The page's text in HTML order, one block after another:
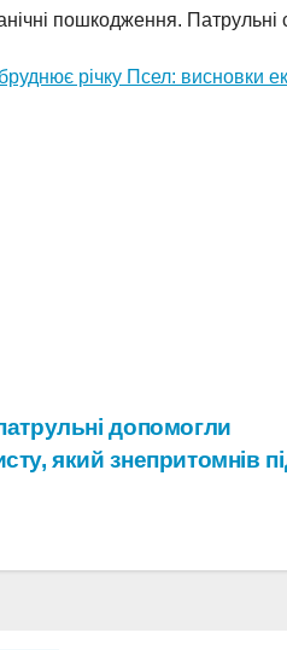
пошкодження. Патрульні
річку Псел: висновки
допомогли
який знепритомнів